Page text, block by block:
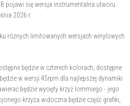
pojawi się wersja instrumentalna utworu.
2026 r.
różnych limitowanych wersjach winylowych
będzie w czterech kolorach, dostępne
w wersji 45rpm dla najlepszej dynamiki
będzie wycięty krzyż Iommiego - jego
krzyża widoczna będzie część grafiki,